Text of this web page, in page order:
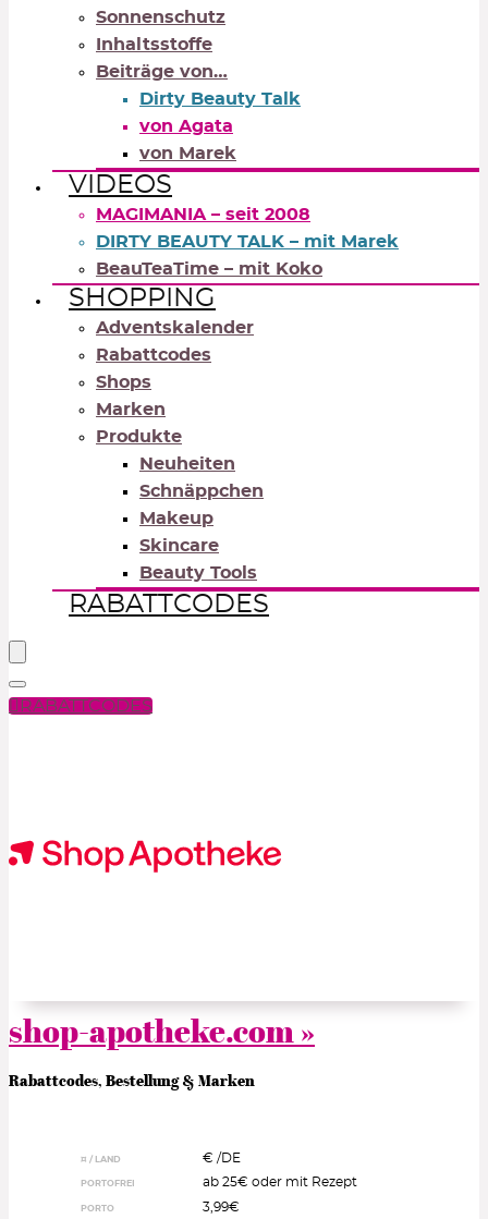
Sonnenschutz
Inhaltsstoffe
Beiträge von…
Dirty Beauty Talk
von Agata
von Marek
VIDEOS
MAGIMANIA – seit 2008
DIRTY BEAUTY TALK – mit Marek
BeauTeaTime – mit Koko
SHOPPING
Adventskalender
Rabattcodes
Shops
Marken
Produkte
Neuheiten
Schnäppchen
Makeup
Skincare
Beauty Tools
RABATTCODES
RABATTCODES
shop-apotheke.com »
Rabattcodes, Bestellung & Marken
¤ / LAND € /DE
PORTOFREI ab 25€ oder mit Rezept
PORTO 3,99€